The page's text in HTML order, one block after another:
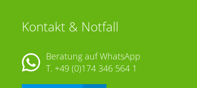
Kontakt & Notfall
Beratung auf WhatsApp
T. +49 (0)174 346 564 1